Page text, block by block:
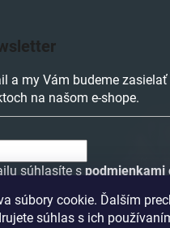
súbory cookie. Ďalším
súhlas s ich
a my Vám budeme
na našom e-shope.
súhlasíte s podmienkami